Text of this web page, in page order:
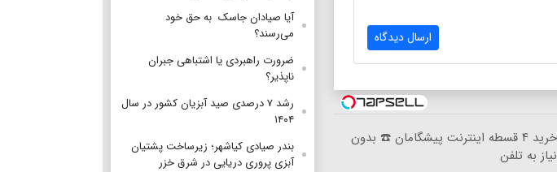
ارسال دیدگاه
خرید ۴ قسطه اینترنت پیشگامان ☎️ بدون
نیاز به تلفن
آیا صیادان جاسک به حق خود
می‌رسند؟
ضرورت راهبردی یا اشتباهی جبران
ناپذیر؟
رشد ۷ درصدی صید آبزیان کشور در سال
۱۴۰۴
بندر صیادی کیاشهر؛ زیرساخت پشتیان
آبزی پروری دریایی در شرق خزر